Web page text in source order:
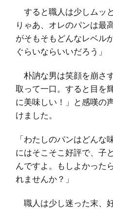
すると職人は少しムッ
りゃあ、オレのパンは最
がそもそもどんなレベル
ぐらいならいいだろう」
朴訥な男は笑顔を崩さ
取って一口。すると目を
に美味しい！」と感嘆の
けました。
「わたしのパンはどん
にはそこそこ好評で、子
んですよ。もしよかった
れませんか？」
職人は少し迷った末、